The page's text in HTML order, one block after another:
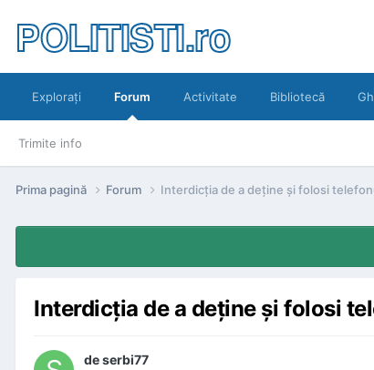
POLITISTI.ro
Exploraţi Forum
Trimite info
Activitate Bibliotecă
Prima pagină Forum Interdicţia de a deţine şi folosi
Interdicţia de a deţine şi folosi
deserbi77